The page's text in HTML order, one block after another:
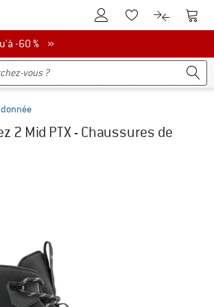
Vers le compte client
Vers la liste
Vers le
-60 %-60 % »
2 Mid PTX - Chaussures de